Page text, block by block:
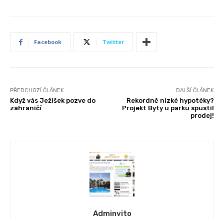
Facebook Twitter
PŘEDCHOZÍ ČLÁNEK
Když vás Ježíšek pozve do
zahraničí
DALŠÍ ČLÁNEK
Rekordně nízké hypotéky?
Projekt Byty u parku spustil
prodej!
Adminvito